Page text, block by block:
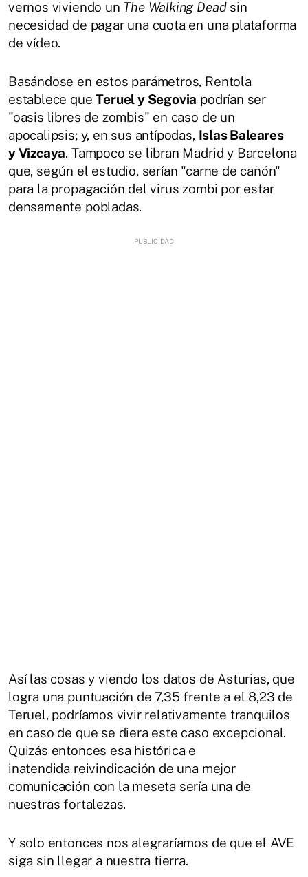
vernos viviendo un The Walking Deadsin
necesidad de pagar una cuota en una plataforma
de vídeo.
Basándose en estos parámetros, Rentola
establece queTeruel y Segovia podrían ser
"oasis libres de zombis" en caso de un
apocalipsis; y, en sus antípodas, Islas Baleares
y Vizcaya. Tampoco se libran Madrid y Barcelona
que, según el estudio, serían "carne de cañón"
para la propagación del virus zombi por estar
densamente pobladas.
Así las cosas y viendo los datos de Asturias, que
logra una puntuación de 7,35 frente a el 8,23 de
Teruel, podríamos vivir relativamente tranquilos
en caso de que se diera este caso excepcional.
Quizás entonces esa histórica e
inatendida reivindicación de una mejor
comunicación con la meseta sería una de
nuestras fortalezas.
Y solo entonces nos alegraríamos de que el AVE
siga sin llegar a nuestra tierra.